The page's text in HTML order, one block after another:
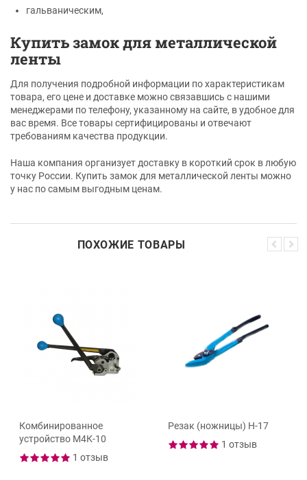
гальваническим,
Купить замок для металлической
ленты
Для получения подробной информации по характеристикам
товара, его цене и доставке можно связавшись с нашими
менеджерами по телефону, указанному на сайте, в удобное для
вас время. Все товары сертифицированы и отвечают
требованиям качества продукции.
Наша компания организует доставку в короткий срок в любую
точку России. Купить замок для металлической ленты можно
у нас по самым выгодным ценам.
ПОХОЖИЕ ТОВАРЫ
Комбинированное
устройство М4К-10
1 отзыв
Резак (ножницы) Н-17
1 отзыв